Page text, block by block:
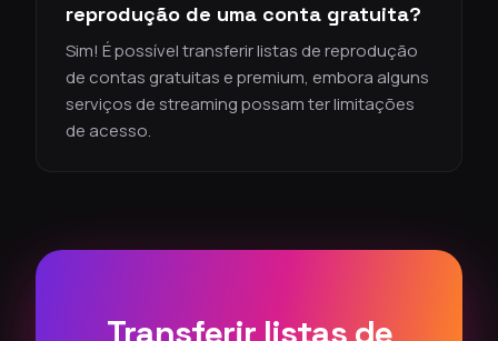
reprodução de uma conta gratuita?
Sim! É possível transferir listas de reprodução
de contas gratuitas e premium, embora alguns
serviços de streaming possam ter limitações
de acesso.